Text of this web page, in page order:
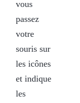
vous
passez
votre
souris sur
les icônes
et indique
les